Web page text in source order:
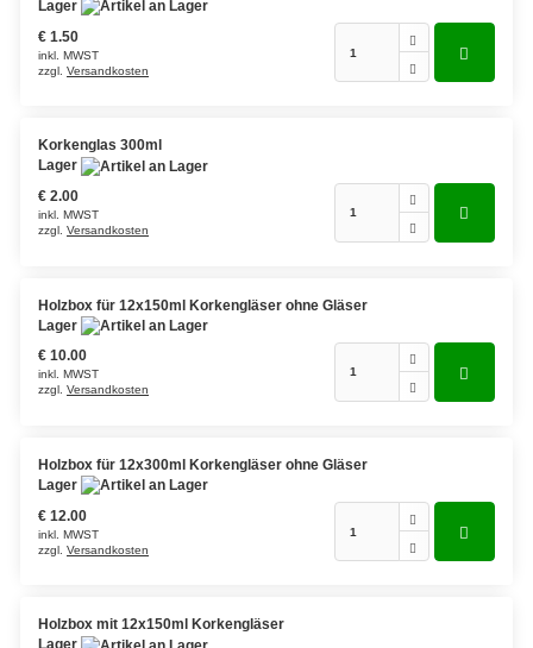
Grüntee aus Ceylon, Darjeeling,
Formosa...
Verschiedene Anbaugebiete
Rooibos Tee
Aromatisierter Grüntee
Aromatisierter Schwarztee
Früchtetee
Kräuter
Kräutermischungen
Gewürze
Lager
€ 1.50
inkl. MWST
zzgl. Versandkosten
Korkenglas 300ml
Lager
€ 2.00
inkl. MWST
zzgl. Versandkosten
Holzbox für 12x150ml Korkengläser ohne Gläser
Lager
€ 10.00
inkl. MWST
zzgl. Versandkosten
Holzbox für 12x300ml Korkengläser ohne Gläser
Lager
€ 12.00
inkl. MWST
zzgl. Versandkosten
Holzbox mit 12x150ml Korkengläser